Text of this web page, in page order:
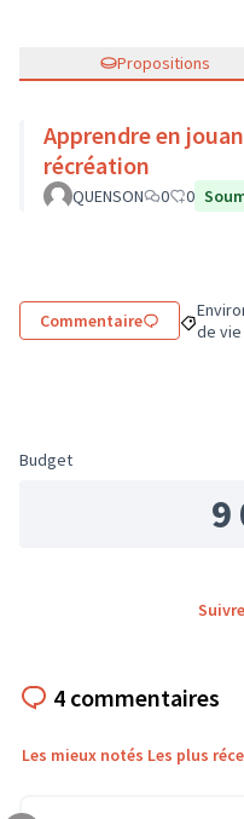
Propositions
Apprendre en
récréation
QUENSON 0 0
Commentaire Filtrer
de vie
Budget
9
Suivre
4 commentaires
Les mieux notés Les plus